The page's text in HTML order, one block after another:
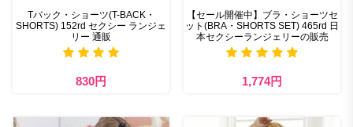
Tバック・ショーツ(T-BACK・
SHORTS) 152rd セクシー ランジェ
リー 通販
830円
【セール開催中】ブラ・ショーツセ
ット(BRA・SHORTS SET) 465rd 日
本セクシーランジェリーの販売
1,774円